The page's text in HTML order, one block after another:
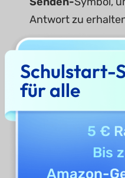
Antwort zu
Schulstart-
für alle
5 €
Bis
Amazon-